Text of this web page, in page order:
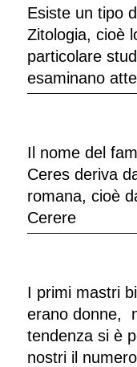
Esiste un tipo
Zitologia, cioè
particolare
esaminano
Il nome del
Ceres deriva
romana, cioè
Cerere
I primi mastri
erano donne,
tendenza si è
nostri il